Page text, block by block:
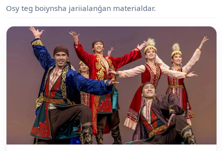
Osy teg boiynsha jariialanǵan materialdar.